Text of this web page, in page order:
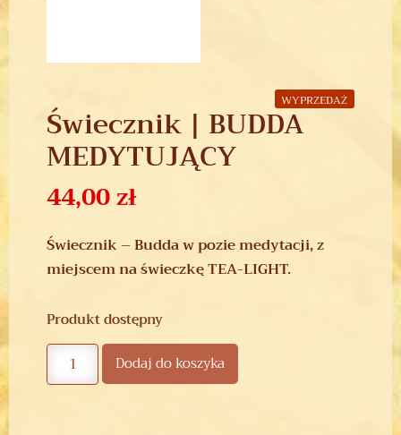
WYPRZEDAŻ
Świecznik | BUDDA
MEDYTUJĄCY
44,00zł
Świecznik – Budda w pozie medytacji, z
miejscem na świeczkę TEA-LIGHT.
Produkt dostępny
Dodaj do koszyka